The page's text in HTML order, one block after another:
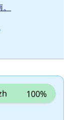
100%